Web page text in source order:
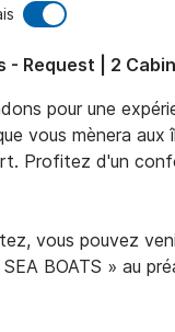
- Request | 2
pour une
vous mènera aux
Profitez d'un
vous pouvez
BOATS » au